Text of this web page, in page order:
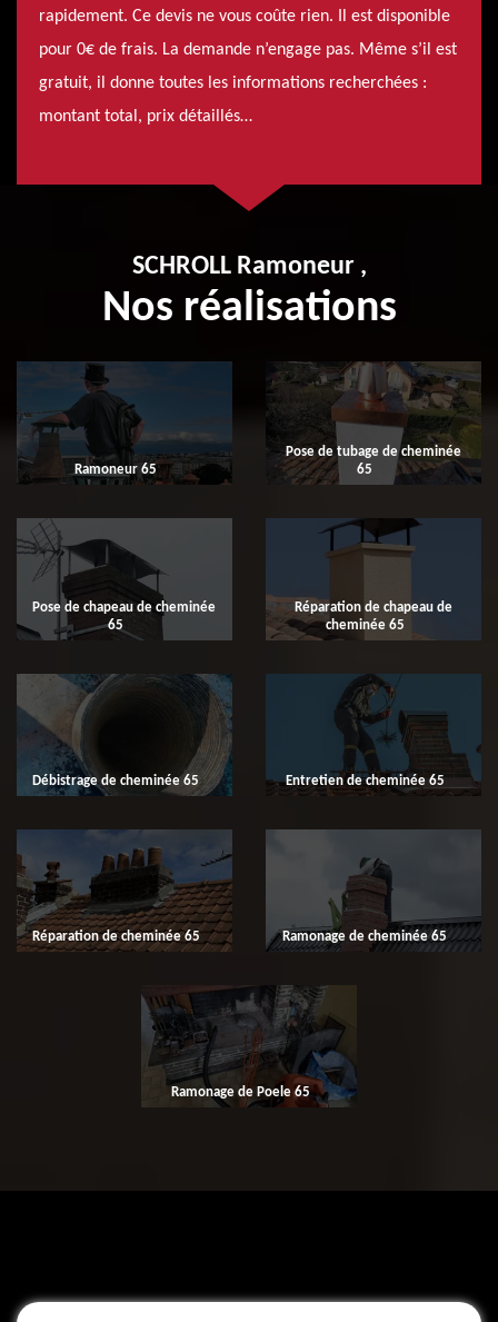
rapidement. Ce devis ne vous coûte rien. Il est disponible
pour 0€ de frais. La demande n’engage pas. Même s’il est
gratuit, il donne toutes les informations recherchées :
montant total, prix détaillés…
SCHROLL Ramoneur ,
Nos réalisations
Ramoneur 65
Pose de tubage de cheminée
65
Pose de chapeau de cheminée
65
Réparation de chapeau de
cheminée 65
Débistrage de cheminée 65 Entretien de cheminée 65
Réparation de cheminée 65 Ramonage de cheminée 65
Ramonage de Poele 65